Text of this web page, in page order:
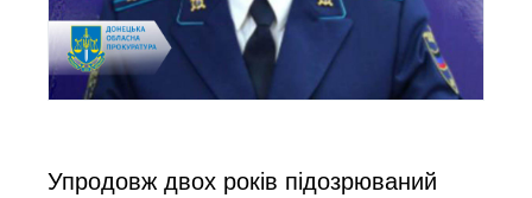
Упродовж двох років підозрюваний